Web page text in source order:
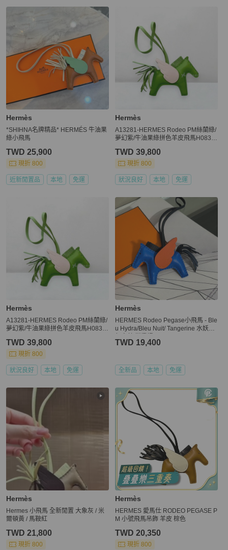
Hermès
*SHIHNA名牌精品* HERMÉS 牛油果
綠小飛馬
TWD 25,900
現折 800
近新閒置品 本地 免運
Hermès
A13281-HERMES Rodeo PM絲蘭綠/
夢幻紫/牛油果綠拼色羊皮飛馬H0830
TWD 39,800
現折 800
狀況良好 本地 免運
Hermès
A13281-HERMES Rodeo PM絲蘭綠/
夢幻紫/牛油果綠拼色羊皮飛馬H0830
TWD 39,800
現折 800
狀況良好 本地 免運
Hermès
HERMES Rodeo Pegase小飛馬 - Ble
u Hydra/Bleu Nuit/ Tangerine 水妖藍/
TWD 19,400
全新品 本地 免運
Hermès
Hermes 小飛馬 全新閒置 大象灰 / 米
爾頓黃 / 馬鞍紅
TWD 21,800
現折 800
Hermès
HERMES 愛馬仕 RODEO PEGASE P
M 小號飛馬吊飾 羊皮 棕色
TWD 20,350
現折 800